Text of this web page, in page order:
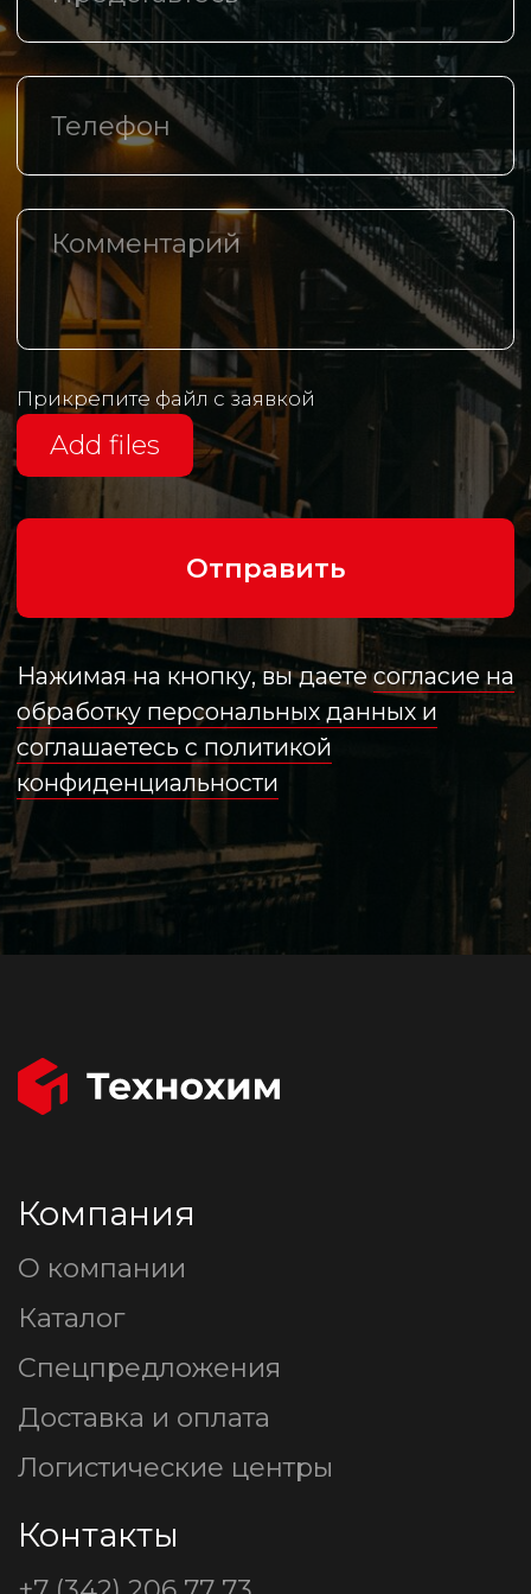
Контакты
Маршала Рыбалко, д.З, оф. 425
+7 (342) 206 77 73
info@th-m.ru
Реквизиты
Разработано агентством
Политика в отношении обработки
персональных данных